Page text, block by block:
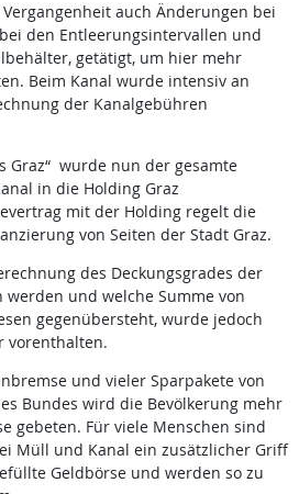
auch Änderungen bei
den Entleerungsintervallen und
getätigt, um hier mehr
Beim Kanal wurde intensiv an
der Kanalgebühren
Graz“ wurde nun der gesamte
in die Holding Graz
mit der Holding regelt die
von Seiten der Stadt Graz.
des Deckungsgrades der
werden und welche Summe von
gegenübersteht, wurde jedoch
vorenthalten.
und vieler Sparpakete von
Bundes wird die Bevölkerung mehr
gebeten. Für viele Menschen sind
Müll und Kanal ein zusätzlicher Griff
Geldbörse und werden so zu